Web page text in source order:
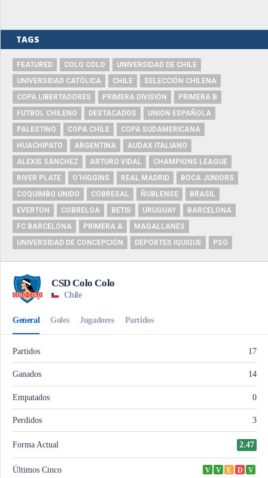
TAGS
FEATURED COLO COLO
UNIVERSIDAD DE CHILE
UNIVERSIDAD CATÓLICA
CHILE
SELECCIÓN CHILENA
COPA LIBERTADORES
PRIMERA DIVISIÓN
PRIMERA B
FUTBOL CHILENO
DESTACADOS
UNIÓN ESPAÑOLA
PALESTINO
COPA CHILE
COPA SUDAMERICANA
HUACHIPATO
ARGENTINA
AUDAX ITALIANO
ALEXIS SÁNCHEZ
ARTURO VIDAL
CHAMPIONS LEAGUE
RIVER PLATE
O'HIGGINS REAL MADRID
BOCA JUNIORS
COQUIMBO UNIDO
COBRESAL ÑUBLENSE
BRASIL
EVERTON
COBRELOA BETIS URUGUAY
BARCELONA
FC BARCELONA
PRIMERA A
MAGALLANES
UNIVERSIDAD DE CONCEPCIÓN
DEPORTES IQUIQUE PSG